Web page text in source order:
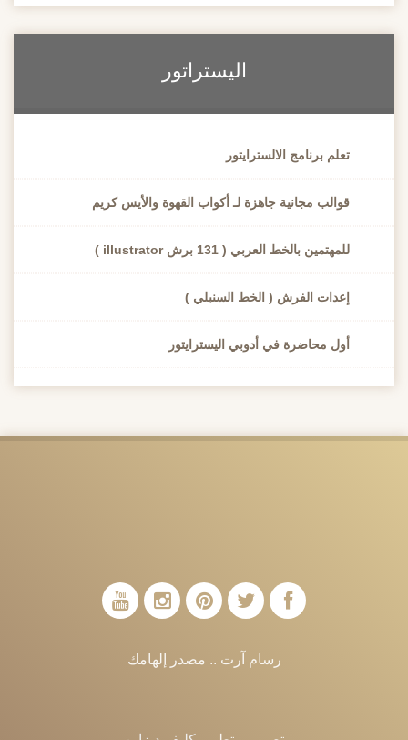
اليستراتور
تعلم برنامج الالسترايتور
قوالب مجانية جاهزة لـ أكواب القهوة والأيس كريم
للمهتمين بالخط العربي ( 131 برش illustrator )
إعدات الفرش ( الخط السنبلي )
أول محاضرة في أدوبي اليسترايتور
رسام آرت .. مصدر إلهامك